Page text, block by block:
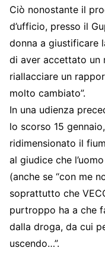
Ciò nonostante il
d’ufficio, presso il
donna a giustificare
di aver accettato un
riallacciare un
molto cambiato”.
In una udienza
lo scorso 15
ridimensionato il
al giudice che
(anche se “con me
soprattutto che
purtroppo ha a che
dalla droga, da cui
uscendo…”.